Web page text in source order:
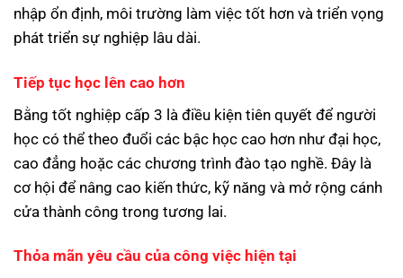
nhập ổn định, môi trường làm việc tốt hơn và triển vọng
phát triển sự nghiệp lâu dài.
Tiếp tục học lên cao hơn
Bằng tốt nghiệp cấp 3 là điều kiện tiên quyết để người
học có thể theo đuổi các bậc học cao hơn như đại học,
cao đẳng hoặc các chương trình đào tạo nghề. Đây là
cơ hội để nâng cao kiến thức, kỹ năng và mở rộng cánh
cửa thành công trong tương lai.
Thỏa mãn yêu cầu của công việc hiện tại